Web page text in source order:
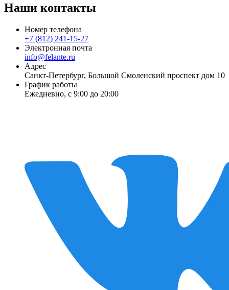
Наши контакты
Номер телефона
+7 (812) 241-15-27
Электронная почта
info@felante.ru
Адрес
Санкт-Петербург, Большой Смоленский проспект дом 10
График работы
Ежедневно, с 9:00 до 20:00